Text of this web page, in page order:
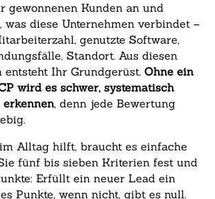
gewonnenen Kunden an und
was diese Unternehmen verbindet –
genutzte Software,
Standort. Aus diesen
entsteht Ihr Grundgerüst. Ohne ein
wird es schwer, systematisch
, denn jede Bewertung
Alltag hilft, braucht es einfache
fünf bis sieben Kriterien fest und
Erfüllt ein neuer Lead ein
Punkte, wenn nicht, gibt es null.